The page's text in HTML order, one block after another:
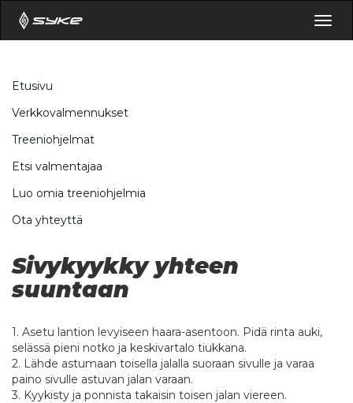
Etusivu
Verkkovalmennukset
Treeniohjelmat
Etsi valmentajaa
Luo omia treeniohjelmia
Ota yhteyttä
Sivykyykky yhteen
suuntaan
1. Asetu lantion levyiseen haara-asentoon. Pidä rinta auki,
selässä pieni notko ja keskivartalo tiukkana.
2. Lähde astumaan toisella jalalla suoraan sivulle ja varaa
paino sivulle astuvan jalan varaan.
3. Kyykisty ja ponnista takaisin toisen jalan viereen.